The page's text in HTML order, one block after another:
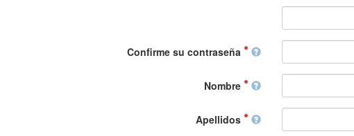
Confirme su contraseña
Nombre
Apellidos